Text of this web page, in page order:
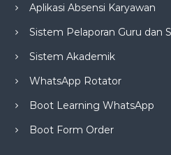
Aplikasi Absensi Karyawan
Sistem Pelaporan Guru dan
Sistem Akademik
WhatsApp Rotator
Boot Learning WhatsApp
Boot Form Order